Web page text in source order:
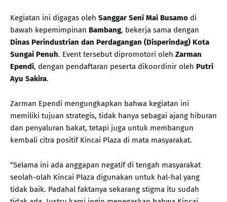
Kegiatan ini digagas oleh Sanggar Seni Mai Busamo di
bawah kepemimpinan Bambang, bekerja sama dengan
Dinas Perindustrian dan Perdagangan (Disperindag) Kota
Sungai Penuh. Event tersebut dipromotori oleh Zarman
Ependi, dengan pendaftaran peserta dikoordinir oleh Putri
Ayu Sakira.
Zarman Ependi mengungkapkan bahwa kegiatan ini
memiliki tujuan strategis, tidak hanya sebagai ajang hiburan
dan penyaluran bakat, tetapi juga untuk membangun
kembali citra positif Kincai Plaza di mata masyarakat.
“Selama ini ada anggapan negatif di tengah masyarakat
seolah-olah Kincai Plaza digunakan untuk hal-hal yang
tidak baik. Padahal faktanya sekarang stigma itu sudah